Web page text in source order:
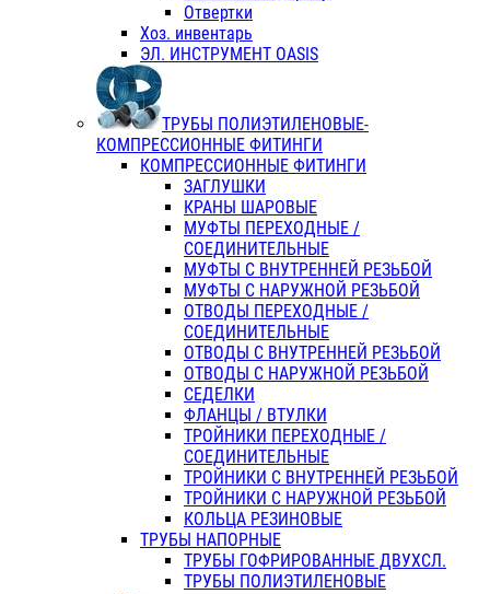
Отвертки
Хоз. инвентарь
ЭЛ. ИНСТРУМЕНТ OASIS
ТРУБЫ ПОЛИЭТИЛЕНОВЫЕ-
КОМПРЕССИОННЫЕ ФИТИНГИ
КОМПРЕССИОННЫЕ ФИТИНГИ
ЗАГЛУШКИ
КРАНЫ ШАРОВЫЕ
МУФТЫ ПЕРЕХОДНЫЕ /
СОЕДИНИТЕЛЬНЫЕ
МУФТЫ С ВНУТРЕННЕЙ РЕЗЬБОЙ
МУФТЫ С НАРУЖНОЙ РЕЗЬБОЙ
ОТВОДЫ ПЕРЕХОДНЫЕ /
СОЕДИНИТЕЛЬНЫЕ
ОТВОДЫ С ВНУТРЕННЕЙ РЕЗЬБОЙ
ОТВОДЫ С НАРУЖНОЙ РЕЗЬБОЙ
СЕДЕЛКИ
ФЛАНЦЫ / ВТУЛКИ
ТРОЙНИКИ ПЕРЕХОДНЫЕ /
СОЕДИНИТЕЛЬНЫЕ
ТРОЙНИКИ С ВНУТРЕННЕЙ РЕЗЬБОЙ
ТРОЙНИКИ С НАРУЖНОЙ РЕЗЬБОЙ
КОЛЬЦА РЕЗИНОВЫЕ
ТРУБЫ НАПОРНЫЕ
ТРУБЫ ГОФРИРОВАННЫЕ ДВУХСЛ.
ТРУБЫ ПОЛИЭТИЛЕНОВЫЕ